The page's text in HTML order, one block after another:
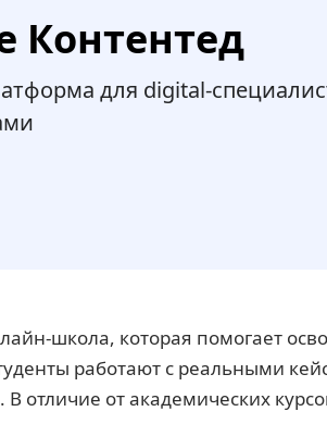
Контентед
для digital-
школа, которая помогает
работают с реальными
отличие от академических